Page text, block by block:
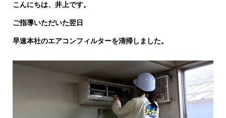
こんにちは、井上です。
ご指導いただいた翌日
早速本社のエアコンフィルターを清掃しました。